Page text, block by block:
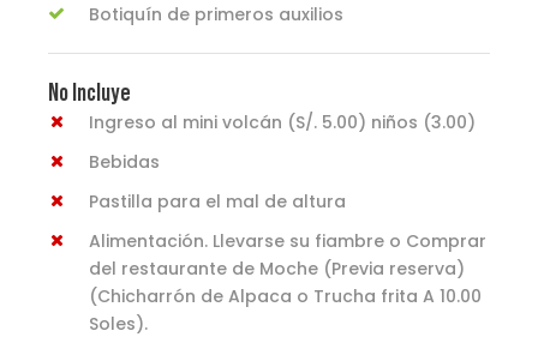
Botiquín de primeros auxilios
No Incluye
Ingreso al mini volcán (S/. 5.00) niños (3.00)
Bebidas
Pastilla para el mal de altura
Alimentación. Llevarse su fiambre o Comprar
del restaurante de Moche (Previa reserva)
(Chicharrón de Alpaca o Trucha frita A 10.00
Soles).